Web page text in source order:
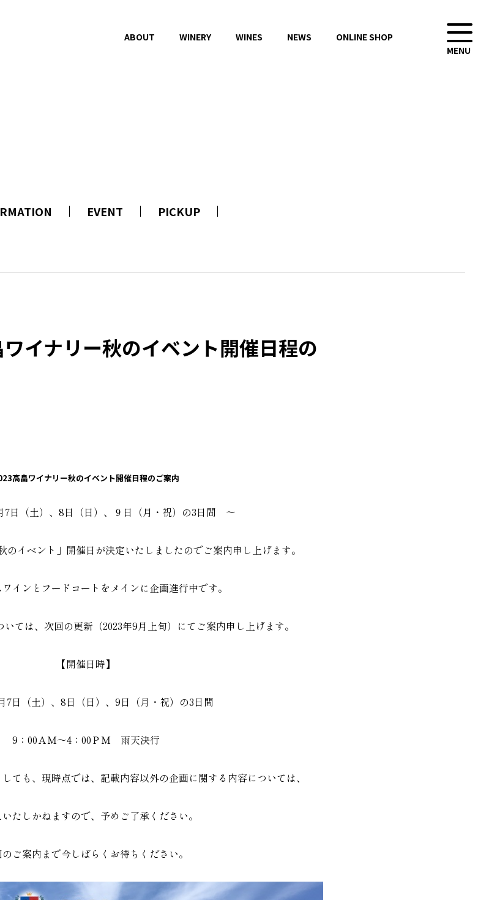
ABOUT WINERY WINES NEWS
ONLINE SHOP
MENU
EVENT PICKUP
ワイナリー秋のイベント開催日程の
高畠ワイナリー秋のイベント開催日程のご案内
日（土）、8日（日）、９日（月・祝）の3日間 ～
のイベント」開催日が決定いたしましたのでご案内申し上げます。
インとフードコートをメインに企画進行中です。
ては、次回の更新（2023年9月上旬）にてご案内申し上げます。
【開催日時】
7日（土）、8日（日）、9日（月・祝）の3日間
9：00ＡＭ～4：00ＰＭ 雨天決行
ても、現時点では、記載内容以外の企画に関する内容については、
たしかねますので、予めご了承ください。
ご案内まで今しばらくお待ちください。